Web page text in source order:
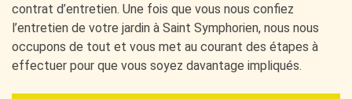
contrat d’entretien. Une fois que vous nous confiez
l’entretien de votre jardin à Saint Symphorien, nous nous
occupons de tout et vous met au courant des étapes à
effectuer pour que vous soyez davantage impliqués.